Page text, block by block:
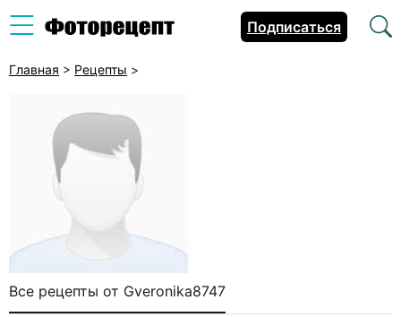
Подписаться
Главная > Рецепты >
Все рецепты от Gveronika8747